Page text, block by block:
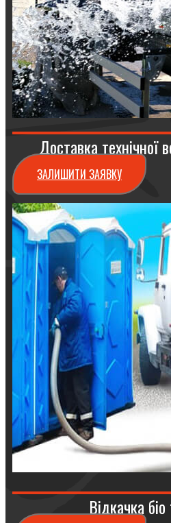
Доставка технічної
ЗАЛИШИТИ ЗАЯВКУ
Відкачка